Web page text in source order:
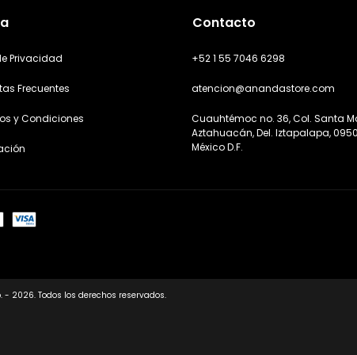
Privacidad
Frecuentes
y Condiciones
Contacto
+52 1 55 7046 6298
atencion@anandastore.com
Cuauhtémoc no. 36, Col. Santa
Aztahuacán, Del. Iztapalapa,
México D.F.
2026. Todos los derechos reservados.